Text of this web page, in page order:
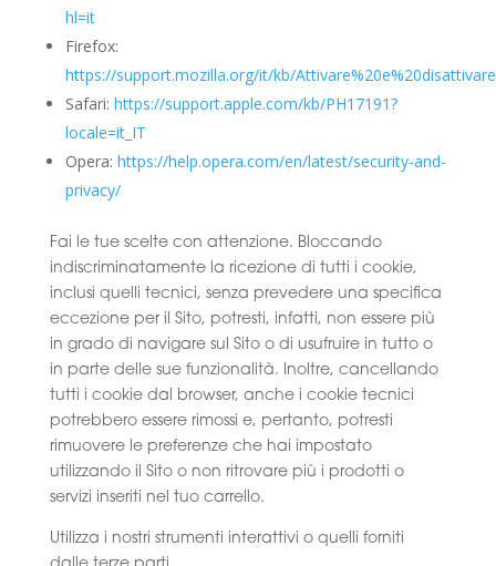
hl=it
Firefox:
https://support.mozilla.org/it/kb/
Safari: https://support.apple.com/kb/PH17191?
locale=it_IT
Opera: https://help.opera.com/en/latest/security-and-
privacy/
Fai le tue scelte con attenzione. Bloccando
indiscriminatamente la ricezione di tutti i cookie,
inclusi quelli tecnici, senza prevedere una specifica
eccezione per il Sito, potresti, infatti, non essere più
in grado di navigare sul Sito o di usufruire in tutto o
in parte delle sue funzionalità. Inoltre, cancellando
tutti i cookie dal browser, anche i cookie tecnici
potrebbero essere rimossi e, pertanto, potresti
rimuovere le preferenze che hai impostato
utilizzando il Sito o non ritrovare più i prodotti o
servizi inseriti nel tuo carrello.
Utilizza i nostri strumenti interattivi o quelli forniti